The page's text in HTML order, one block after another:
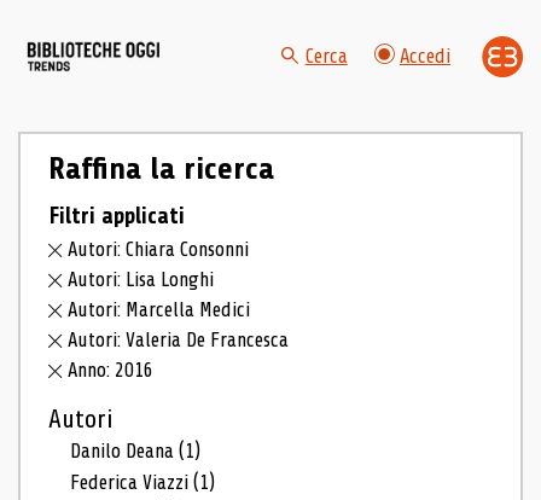
Cerca Accedi
Raffina la ricerca
Filtri applicati
Autori: Chiara Consonni
Autori: Lisa Longhi
Autori: Marcella Medici
Autori: Valeria De Francesca
Anno: 2016
Autori
Danilo Deana(1)
Federica Viazzi(1)